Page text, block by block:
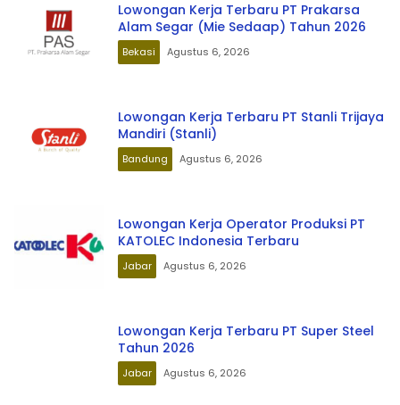
Lowongan Kerja Terbaru PT Prakarsa
Alam Segar (Mie Sedaap) Tahun 2026
Bekasi Agustus 6, 2026
Lowongan Kerja Terbaru PT Stanli Trijaya
Mandiri (Stanli)
Bandung Agustus 6, 2026
Lowongan Kerja Operator Produksi PT
KATOLEC Indonesia Terbaru
Jabar Agustus 6, 2026
Lowongan Kerja Terbaru PT Super Steel
Tahun 2026
Jabar Agustus 6, 2026